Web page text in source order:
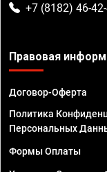
+7 (8182) 46-
Правовая
Договор-Оферта
Политика
Персональных
Формы Оплаты